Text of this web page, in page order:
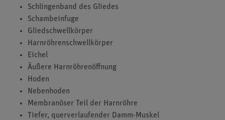
Schlingenband des Gliedes
Schambeinfuge
Gliedschwellkörper
Harnröhrenschwellkörper
Eichel
Äußere Harnröhrenöffnung
Hoden
Nebenhoden
Membranöser Teil der Harnröhre
Tiefer, querverlaufender Damm-Muskel